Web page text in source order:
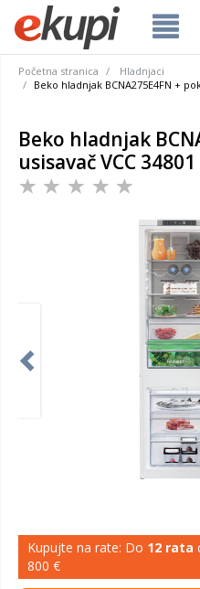
Početna stranica
Hladnjaci
Beko hladnjak BCNA275E4FN +
Beko hladnjak
usisavač VCC 34801
Kupujte na rate: Do 12 rata
800 €